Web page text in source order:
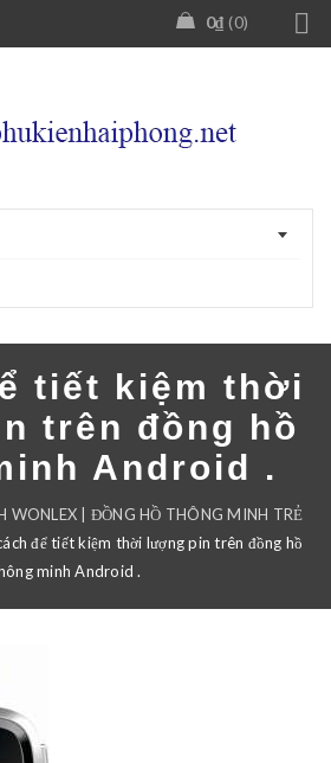
0₫ 0
tiết kiệm thời
trên đồng hồ
Android .
WONLEX | ĐỒNG HỒ THÔNG MINH TRẺ
để tiết kiệm thời lượng pin trên đồng hồ
minh Android .